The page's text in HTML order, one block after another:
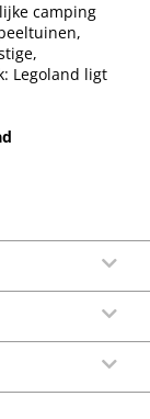
camping
Legoland ligt